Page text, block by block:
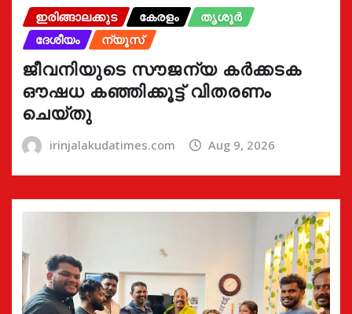
ഇരിങ്ങാലക്കുട കേരളം
തൃശൂർ
ദേശീയം
ന്യൂസ്
ജീവനിയുടെ സൗജന്യ കർക്കടക
ഔഷധ കഞ്ഞിക്കൂട്ട് വിതരണം
ചെയ്തു
irinjalakudatimes.com Aug 9, 2026